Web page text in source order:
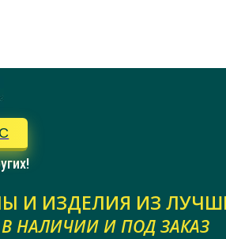
И ИЗДЕЛИЯ ИЗ
В НАЛИЧИИ И ПОД ЗАКАЗ